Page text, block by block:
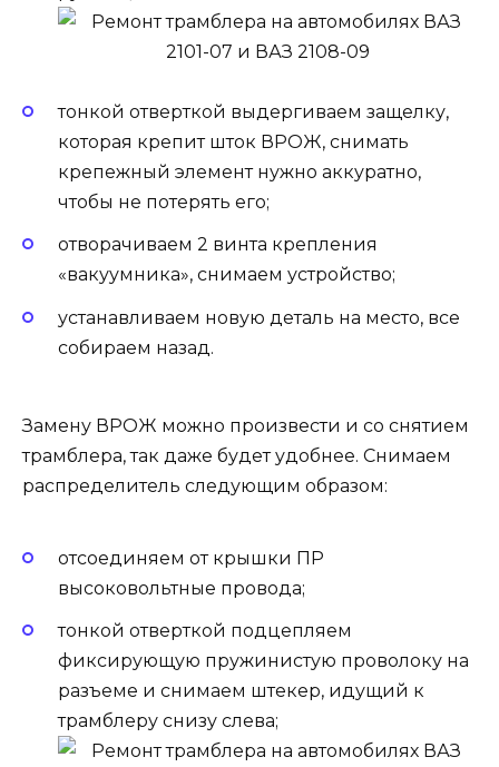
тонкой отверткой выдергиваем защелку,
которая крепит шток ВРОЖ, снимать
крепежный элемент нужно аккуратно,
чтобы не потерять его;
отворачиваем 2 винта крепления
«вакуумника», снимаем устройство;
устанавливаем новую деталь на место, все
собираем назад.
Замену ВРОЖ можно произвести и со снятием
трамблера, так даже будет удобнее. Снимаем
распределитель следующим образом:
отсоединяем от крышки ПР
высоковольтные провода;
тонкой отверткой подцепляем
фиксирующую пружинистую проволоку на
разъеме и снимаем штекер, идущий к
трамблеру снизу слева;